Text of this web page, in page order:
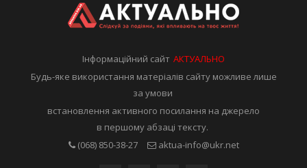
Інформаційний сайтАКТУАЛЬНО
Будь-яке використання матеріалів сайту можливе лише
за умови
встановлення активного посилання на джерело
в першому абзаці тексту.
(068) 850-38-27
aktua-info@ukr.net